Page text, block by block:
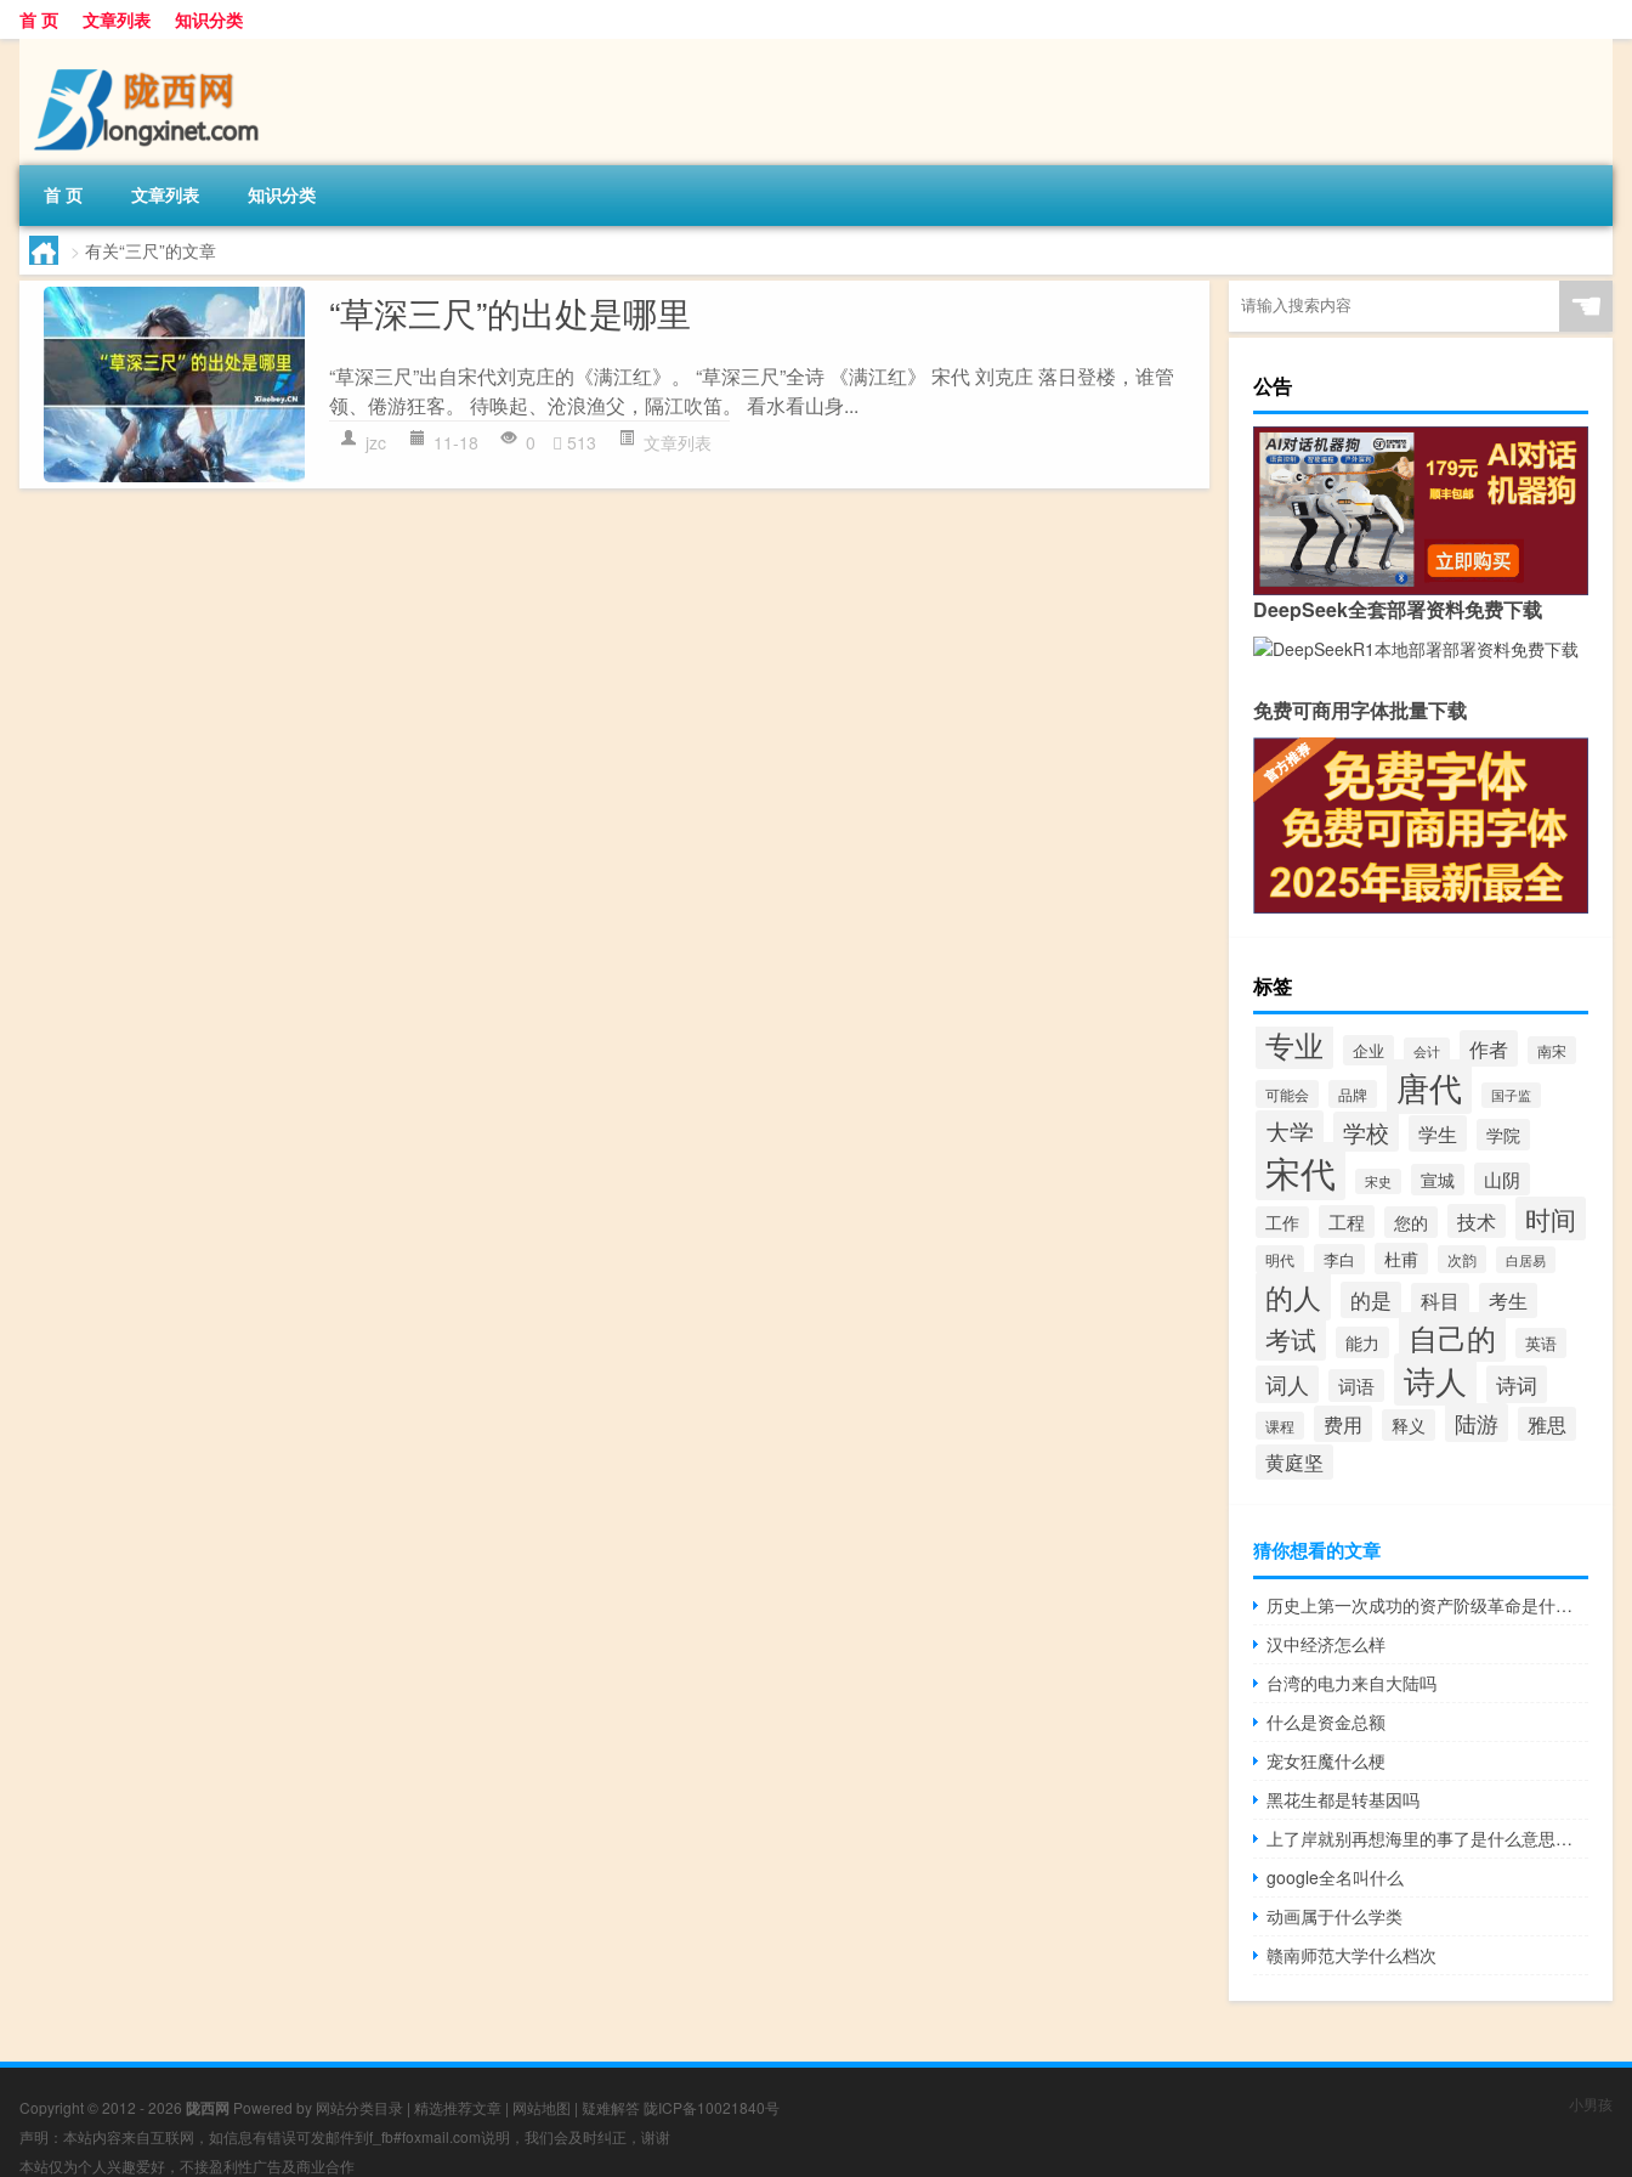
首 页 文章列表 知识分类
首 页 文章列表 知识分类
> 有关“三尺”的文章
“草深三尺”的出处是哪里
“草深三尺”出自宋代刘克庄的《满江红》。 “草深三尺”全诗 《满江红》 宋代 刘克庄 落日登楼，谁管
领、倦游狂客。 待唤起、沧浪渔父，隔江吹笛。 看水看山身...
jzc 11-18 0 513 文章列表
☚
公告
DeepSeek全套部署资料免费下载
免费可商用字体批量下载
标签
专业 企业 会计 作者 南宋
可能会 品牌 唐代 国子监
大学 学校 学生 学院
宋代 宋史 宣城 山阴
工作 工程 您的 技术 时间
明代 李白 杜甫 次韵 白居易
的人 的是 科目 考生
考试 能力 自己的 英语
词人 词语 诗人 诗词
课程 费用 释义 陆游 雅思
黄庭坚
猜你想看的文章
历史上第一次成功的资产阶级革命是什么革命
汉中经济怎么样
台湾的电力来自大陆吗
什么是资金总额
宠女狂魔什么梗
黑花生都是转基因吗
上了岸就别再想海里的事了是什么意思什么梗
google全名叫什么
动画属于什么学类
赣南师范大学什么档次
Copyright © 2012 - 2026 陇西网 Powered by 网站分类目录 | 精选推荐文章 | 网站地图 | 疑难解答 陇ICP备10021840号
声明：本站内容来自互联网，如信息有错误可发邮件到f_fb#foxmail.com说明，我们会及时纠正，谢谢
本站仅为个人兴趣爱好，不接盈利性广告及商业合作
小男孩